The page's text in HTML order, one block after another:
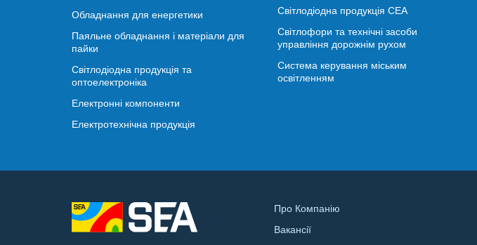
Обладнання для енергетики
Паяльне обладнання і матеріали для
пайки
Світлодіодна продукція та
оптоелектроніка
Електронні компоненти
Електротехнічна продукція
Світлодіодна продукція СЕА
Світлофори та технічні засоби
управління дорожнім рухом
Система керування міським
освітленням
Про Компанію
Вакансії